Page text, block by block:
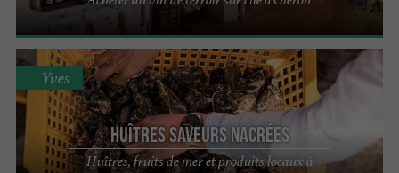
Huîtres Saveurs Nacrées
Huîtres, fruits de mer et produits locaux à
Yves